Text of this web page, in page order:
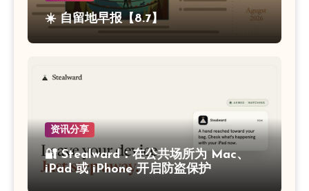
☀️ 自留地早报【8.7】
资讯分享
🔐 Stealward：在公共场所为 Mac、
iPad 或 iPhone 开启防盗保护